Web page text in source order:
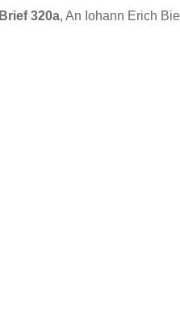
Brief 320a, An Iohann Erich